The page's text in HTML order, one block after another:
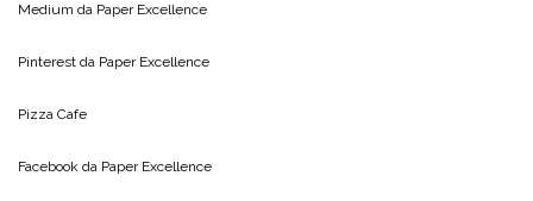
Medium da Paper Excellence
Pinterest da Paper Excellence
Pizza Cafe
Facebook da Paper Excellence